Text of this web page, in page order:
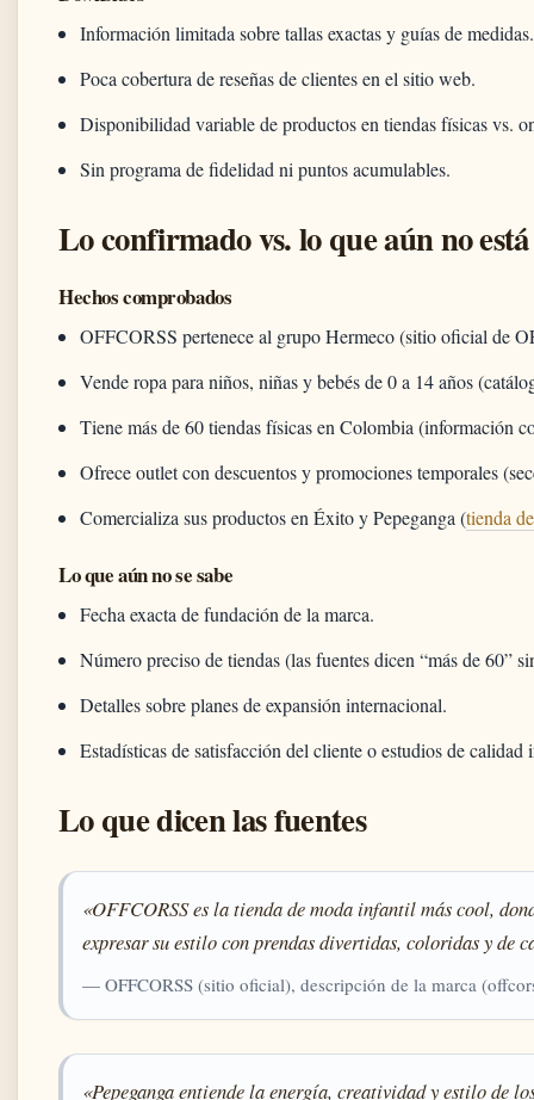
Información limitada sobre tallas exactas y guías de medidas.
Poca cobertura de reseñas de clientes en el sitio web.
Disponibilidad variable de productos en tiendas físicas vs.
Sin programa de fidelidad ni puntos acumulables.
Lo confirmado vs. lo que aún no
Hechos comprobados
OFFCORSS pertenece al grupo Hermeco (sitio oficial de
Vende ropa para niños, niñas y bebés de 0 a 14 años
Tiene más de 60 tiendas físicas en Colombia (información
Ofrece outlet con descuentos y promociones temporales
Comercializa sus productos en Éxito y Pepeganga (tienda
Lo que aún no se sabe
Fecha exacta de fundación de la marca.
Número preciso de tiendas (las fuentes dicen “más de 60”
Detalles sobre planes de expansión internacional.
Estadísticas de satisfacción del cliente o estudios de calidad
Lo que dicen las fuentes
«OFFCORSS es la tienda de moda infantil más cool,
expresar su estilo con prendas divertidas, coloridas y de
— OFFCORSS (sitio oficial), descripción de la marca
«Pepeganga entiende la energía, creatividad y estilo de